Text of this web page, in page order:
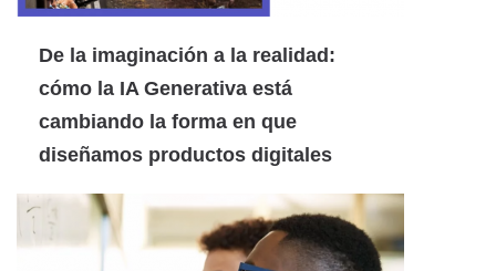
De la imaginación a la realidad:
cómo la IA Generativa está
cambiando la forma en que
diseñamos productos digitales